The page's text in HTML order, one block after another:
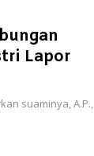
Lapor
suaminya, A.P.,